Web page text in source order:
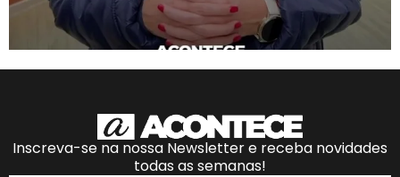
Inscreva-se na nossa Newsletter e receba novidades
todas as semanas!